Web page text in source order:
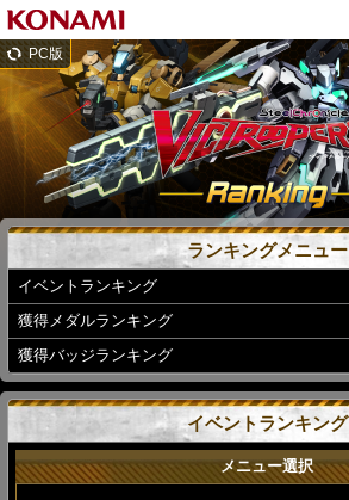
PC版
ランキングメニュー
イベントランキング
獲得メダルランキング
獲得バッジランキング
イベントランキング
メニュー選択